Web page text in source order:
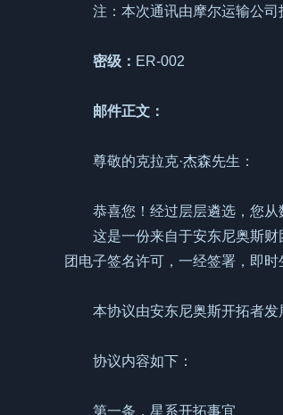
注：本次通讯由摩尔运输公
密级： ER-002
邮件正文：
尊敬的克拉克·杰森先生：
恭喜您！经过层层遴选，您从
这是一份来自于安东尼奥斯
团电子签名许可，一经签署，即时
本协议由安东尼奥斯开拓者发
协议内容如下：
第一条，星系开拓事宜